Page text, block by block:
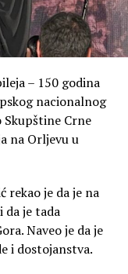
– 150 godina
nacionalnog
Crne
na Orljevu u
rekao je da je na
da je tada
Naveo je da je
i dostojanstva.